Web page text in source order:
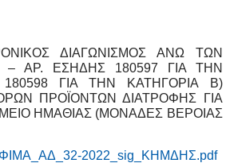
ΔΙΑΓΩΝΙΣΜΟΣ ΑΝΩ ΤΩΝ
– ΑΡ. ΕΣΗΔΗΣ 180597 ΓΙΑ ΤΗΝ
ΓΙΑ ΤΗΝ ΚΑΤΗΓΟΡΙΑ Β)
ΠΡΟΪΟΝΤΩΝ ΔΙΑΤΡΟΦΗΣ ΓΙΑ
ΗΜΑΘΙΑΣ (ΜΟΝΑΔΕΣ ΒΕΡΟΙΑΣ
2022_sig_ΚΗΜΔΗΣ.pdf